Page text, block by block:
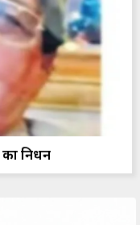
का निधन